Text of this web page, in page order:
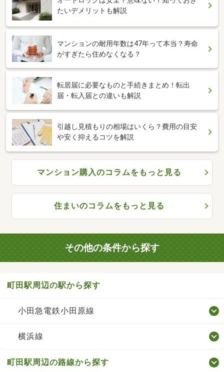
たいデメリットも解説
マンションの耐用年数は47年って本当？寿命
がすぎたら住めなくなる？
転居届に必要なものと手続きまとめ！転出
届・転入届との違いも解説
引越し見積もりの相場はいくら？費用の目安
や安く抑えるコツを解説
マンション購入のコラムをもっと見る
住まいのコラムをもっと見る
その他の条件から探す
町田駅周辺の駅から探す
小田急電鉄小田原線
横浜線
町田駅周辺の路線から探す